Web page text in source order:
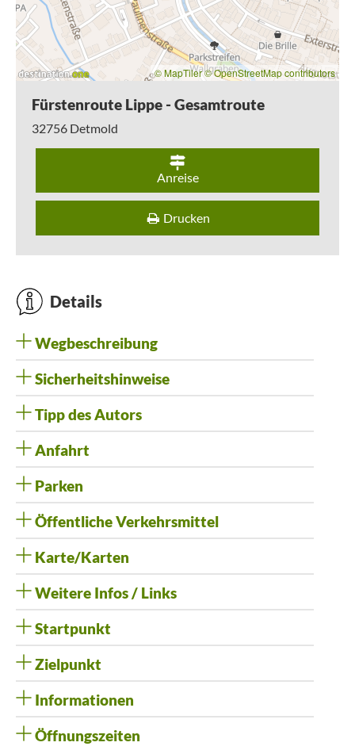
© MapTiler© OpenStreetMap contributors
Fürstenroute Lippe - Gesamtroute
32756 Detmold
Anreise
Drucken
Details
Wegbeschreibung
Sicherheitshinweise
Tipp des Autors
Anfahrt
Parken
Öffentliche Verkehrsmittel
Karte/Karten
Weitere Infos / Links
Startpunkt
Zielpunkt
Informationen
Öffnungszeiten